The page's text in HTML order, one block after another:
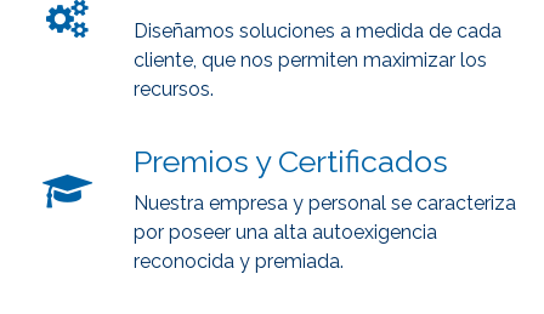
Diseñamos soluciones a medida de cada
cliente, que nos permiten maximizar los
recursos.
Premios y Certificados
Nuestra empresa y personal se caracteriza
por poseer una alta autoexigencia
reconocida y premiada.